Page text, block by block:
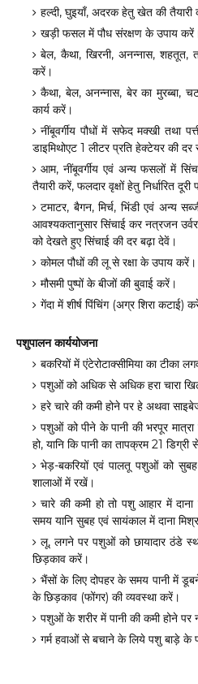
हल्दी, घुइयाँ, अदरक हेतु खेत की तैयारी
खड़ी फसल में पौध संरक्षण के उपाय
बेल, कैथा, खिरनी, अनन्नास,
करें।
कैथा, बेल, अनन्नास, बेर का मुरब्बा,
कार्य करें।
नींबूवर्गीय पौधों में सफेद मक्खी तथा
डाइमिथोएट 1 लीटर प्रति हेक्टेयर की
आम, नींबूवर्गीय एवं अन्य फसलों में
तैयारी करें, फलदार वृक्षों हेतु निर्धारित
टमाटर, बैगन, मिर्च, भिंडी एवं अन्य
आवश्यकतानुसार सिंचाई कर नत्रजन
को देखते हुए सिंचाई की दर बढ़ा देवें।
कोमल पौधों की लू से रक्षा के उपाय करें।
मौसमी पुष्पों के बीजों की बुवाई करें।
गेंदा में शीर्ष पिंचिंग (अग्र शिरा कटाई)
पशुपालन कार्ययोजना
बकरियों में एंटेरोटाक्सीमिया का टीका
पशुओं को अधिक से अधिक हरा चारा
हरे चारे की कमी होने पर हे अथवा
पशुओं को पीने के पानी की भरपूर मात्रा
हो, यानि कि पानी का तापक्रम 21
भेड़-बकरियों एवं पालतू पशुओं को
शालाओं में रखें।
चारे की कमी हो तो पशु आहार में
समय यानि सुबह एवं सायंकाल में दाना
लू, लगने पर पशुओं को छायादार ठंडे
छिड़काव करें।
भैंसों के लिए दोपहर के समय पानी में
के छिड़काव (फोंगर) की व्यवस्था करें।
पशुओं के शरीर में पानी की कमी होने पर
गर्म हवाओं से बचाने के लिये पशु बाड़े के